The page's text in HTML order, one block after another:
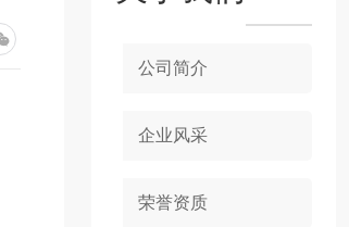
公司简介
企业风采
荣誉资质